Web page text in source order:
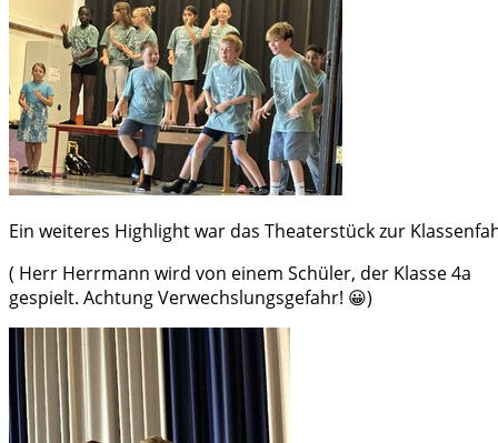
Ein weiteres Highlight war das Theaterstück zur
( Herr Herrmann wird von einem Schüler, der Klasse 4a
gespielt. Achtung Verwechslungsgefahr! 😀)